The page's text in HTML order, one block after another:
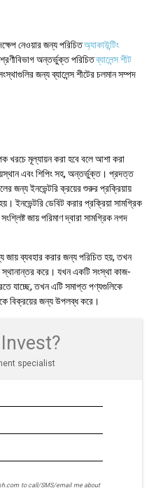
নেওয়ার জন্য পরিচিতঅ্যাকাউন্টিং
অন্তর্ভুক্ত পরিচিতব্যালেন্স শীট
জন্য ব্যালেন্স শীটের চলমান সম্পদ
খরচে মূল্যায়ন করা হবে বলে আশা করা
এবং শিপিং সহ, অন্তর্ভুক্ত। প্রদত্ত
জন্য ইনভেন্টরি ক্রয়ের শুরুর প্রক্রিয়ায়
ইনভেন্টরি ডেবিট করার প্রক্রিয়া সামগ্রিক
জায় পরিমাণ দ্বারা সামগ্রিক নগদ
জায় ব্যবহার করার জন্য পরিচিত হয়, তখন
স্থানান্তর করে। যখন একটি সংস্থা কাজ-
যাচ্ছে, তখন এটি সমাপ্ত পণ্যগুলিকে
বিক্রয়ের জন্য উপলব্ধ করে।
specialist
to call/SMS/email me about